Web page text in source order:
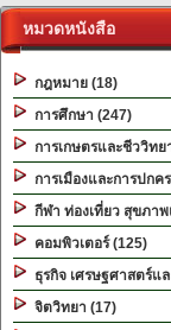
Line Number: 345
A PHP Error
Severity: Warning
Message:
Filename: library/
Line Number: 345
"alt="Slider 01" />
หมวดหนังสือ
กฎหมาย (18)
การศึกษา (247)
การเกษตรและชีววิทย
การเมืองและการปกค
กีฬา ท่องเที่ยว สุขภา
คอมพิวเตอร์ (125)
ธุรกิจ เศรษฐศาสตร์แ
จิตวิทยา (17)